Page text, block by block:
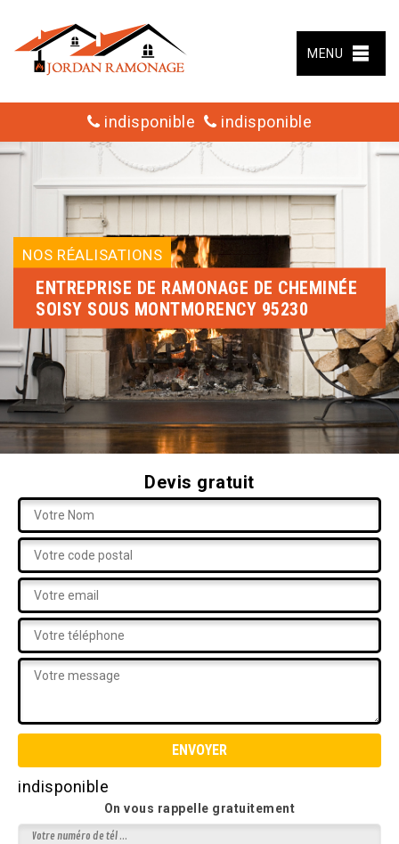
MENU
indisponible indisponible
NOS RÉALISATIONS
ENTREPRISE DE RAMONAGE DE CHEMINÉE
SOISY SOUS MONTMORENCY 95230
Devis gratuit
indisponible
On vous rappelle gratuitement